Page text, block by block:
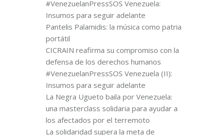
#VenezuelanPressSOS Venezuela:
Insumos para seguir adelante
Pantelis Palamidis: la música como patria
portátil
CICRAIN reafirma su compromiso con la
defensa de los derechos humanos
#VenezuelanPressSOS Venezuela (II):
Insumos para seguir adelante
La Negra Ugueto baila por Venezuela:
una masterclass solidaria para ayudar a
los afectados por el terremoto
La solidaridad supera la meta de